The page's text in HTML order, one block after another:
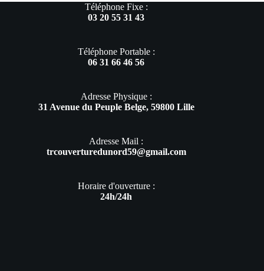
Téléphone Fixe :
03 20 55 31 43
Téléphone Portable :
06 31 66 46 56
Adresse Physique :
31 Avenue du Peuple Belge, 59800 Lille
Adresse Mail :
trcouverturedunord59@gmail.com
Horaire d'ouverture :
24h/24h